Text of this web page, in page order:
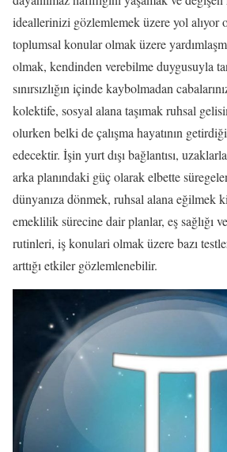
ideallerinizi gözlemlemek üzere yol alıyor
toplumsal konular olmak üzere
olmak, kendinden verebilme duygusuyla
sınırsızlığın içinde kaybolmadan
kolektife, sosyal alana taşımak ruhsal
olurken belki de çalışma hayatının
edecektir. İşin yurt dışı bağlantısı,
arka planındaki güç olarak elbette
dünyanıza dönmek, ruhsal alana eğilmek
emeklilik sürecine dair planlar, eş sağlığı
rutinleri, iş konulari olmak üzere bazı
arttığı etkiler gözlemlenebilir.